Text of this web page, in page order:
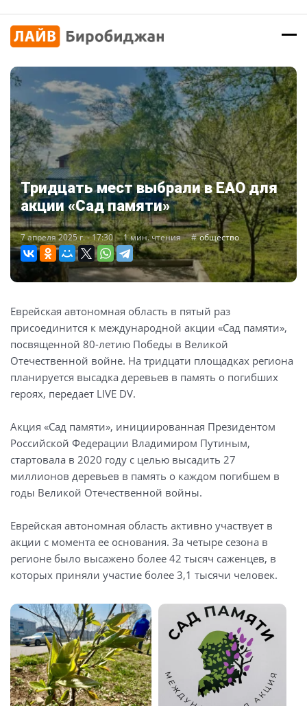
Тридцать мест выбрали в ЕАО для
акции «Сад памяти»
7 апреля 2025 г. - 17:30 1 мин. чтения общество
Еврейская автономная область в пятый раз
присоединится к международной акции «Сад памяти»,
посвященной 80-летию Победы в Великой
Отечественной войне. На тридцати площадках региона
планируется высадка деревьев в память о погибших
героях, передает LIVE DV.
Акция «Сад памяти», инициированная Президентом
Российской Федерации Владимиром Путиным,
стартовала в 2020 году с целью высадить 27
миллионов деревьев в память о каждом погибшем в
годы Великой Отечественной войны.
Еврейская автономная область активно участвует в
акции с момента ее основания. За четыре сезона в
регионе было высажено более 42 тысяч саженцев, в
которых приняли участие более 3,1 тысячи человек.